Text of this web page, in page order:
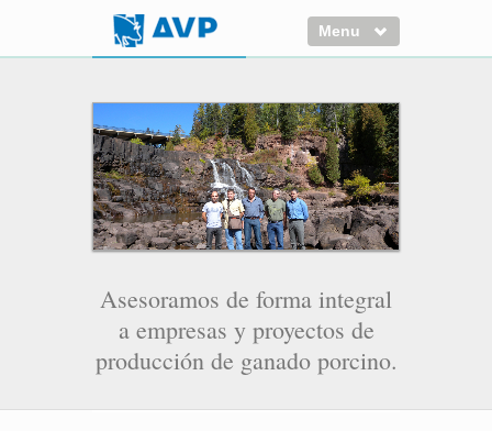
Menu
Quiénes somos
Reconocimiento y alcance
Equipo humano
Proyectos
Proyectos en curso
Clientes
Asesoramos de forma integral
a empresas y proyectos de
producción de ganado porcino.